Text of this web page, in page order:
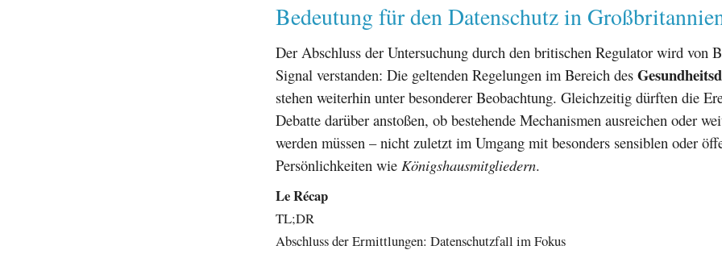
Bedeutung für den Datenschutz in
Der Abschluss der Untersuchung durch den britischen Regulator wird von
Signal verstanden: Die geltenden Regelungen im Bereich des
stehen weiterhin unter besonderer Beobachtung. Gleichzeitig dürften die
Debatte darüber anstoßen, ob bestehende Mechanismen ausreichen oder
werden müssen – nicht zuletzt im Umgang mit besonders sensiblen oder
Persönlichkeiten wie Königshausmitgliedern.
Le Récap
TL;DR
Abschluss der Ermittlungen: Datenschutzfall im Fokus